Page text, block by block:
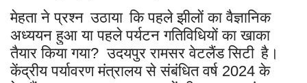
मेहता ने प्रश्न उठाया कि पहले झीलों का वैज्ञानिक
अध्ययन हुआ या पहले पर्यटन गतिविधियों का खाका
तैयार किया गया?उदयपुर रामसर वेटलैंड सिटी है।
केंद्रीय पर्यावरण मंत्रालय से संबंधित वर्ष 2024के